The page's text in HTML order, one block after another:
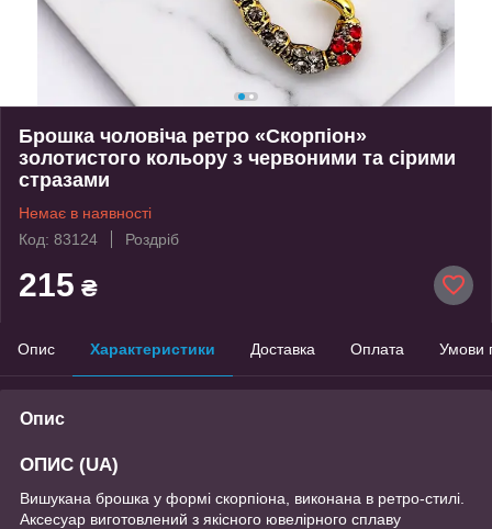
Брошка чоловіча ретро «Скорпіон»
золотистого кольору з червоними та сірими
стразами
Немає в наявності
Код: 83124
Роздріб
215 ₴
Опис Характеристики Доставка Оплата Умови
Опис
ОПИС (UA)
Вишукана брошка у формі скорпіона, виконана в ретро-стилі.
Аксесуар виготовлений з якісного ювелірного сплаву